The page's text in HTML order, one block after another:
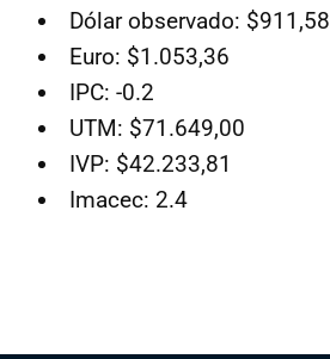
Dólar observado: $911,58
Euro: $1.053,36
IPC: -0.2
UTM: $71.649,00
IVP: $42.233,81
Imacec: 2.4